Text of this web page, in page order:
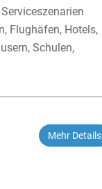
Flughäfen, Hotels,
Schulen,
Mehr Details